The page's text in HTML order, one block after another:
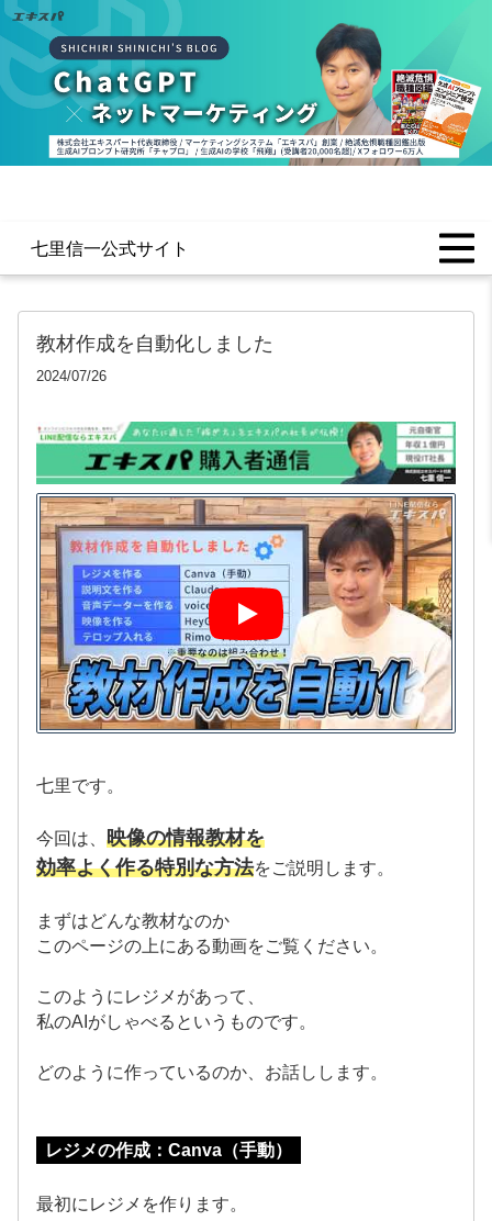
七里信一公式サイト
教材作成を自動化しました
2024/07/26
七里です。
今回は、 映像の情報教材を
効率よく作る特別な方法をご説明します。
まずはどんな教材なのか
このページの上にある動画をご覧ください。
このようにレジメがあって、
私のAIがしゃべるというものです。
どのように作っているのか、お話しします。
レジメの作成：Canva（手動）
最初にレジメを作ります。